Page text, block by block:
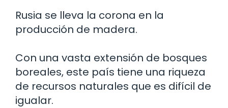
Rusia se lleva la corona en la
producción de madera.
Con una vasta extensión de bosques
boreales, este país tiene una riqueza
de recursos naturales que es difícil de
igualar.